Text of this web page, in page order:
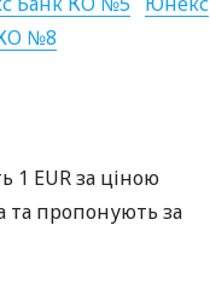
№8
1 EURза ціною
та пропонують за